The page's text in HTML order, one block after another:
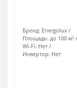
Бренд: Energolux
Площадь: до 100 м²
Wi-Fi: Нет
Инвертор: Нет